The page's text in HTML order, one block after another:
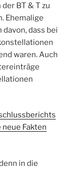
BT & T zu
Ehemalige
dass bei
waren. Auch
Fakten
in die